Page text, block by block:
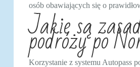
osób obawiających się o
Jakie są
podróży po
Korzystanie z systemu Autopass